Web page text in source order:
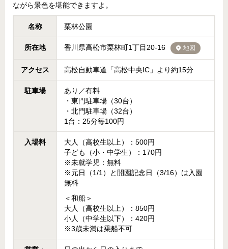
ながら景色を堪能できますよ。
名称 栗林公園
所在地 香川県高松市栗林町1丁目20-16 地図
アクセス 高松自動車道「高松中央IC」より約15分
駐車場
あり／有料
・東門駐車場（30台）
・北門駐車場（32台）
1台：25分毎100円
入場料
大人（高校生以上）：500円
子ども（小・中学生）：170円
※未就学児：無料
※元日（1/1）と開園記念日（3/16）は入園
無料
＜和船＞
大人（高校生以上）：850円
小人（中学生以下）：420円
※3歳未満は乗船不可